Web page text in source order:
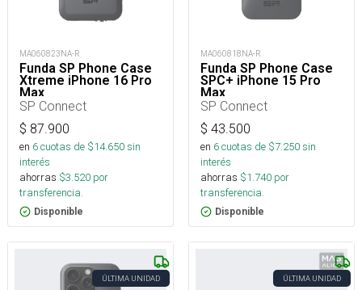
MA060823NA-R
Funda SP Phone Case
Xtreme iPhone 16 Pro
Max
SP Connect
$ 87.900
en 6cuotas de $14.650sin
interés
ahorras $3.520 por
transferencia.
Disponible
MA060818NA-R
Funda SP Phone Case
SPC+ iPhone 15 Pro
Max
SP Connect
$ 43.500
en 6cuotas de $7.250sin
interés
ahorras $1.740 por
transferencia.
Disponible
ÚLTIMA UNIDAD ÚLTIMA UNIDAD